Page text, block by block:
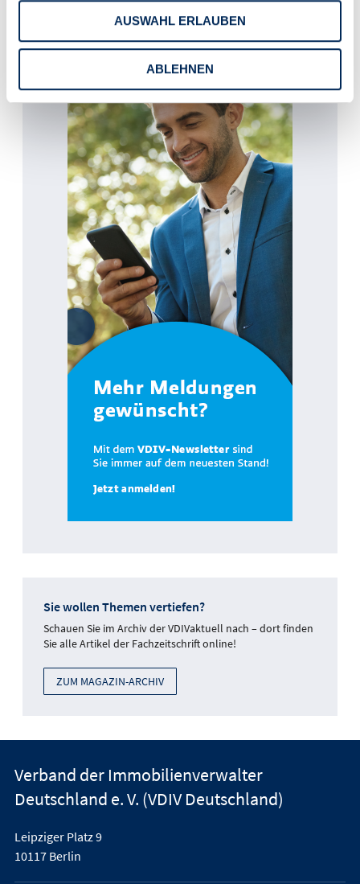
AUSWAHL ERLAUBEN
ABLEHNEN
Sie wollen Themen vertiefen?
Schauen Sie im Archiv der VDIVaktuell nach – dort finden
Sie alle Artikel der Fachzeitschrift online!
ZUM MAGAZIN-ARCHIV
Verband der Immobilienverwalter
Deutschland e. V. (VDIV Deutschland)
Leipziger Platz 9
10117 Berlin